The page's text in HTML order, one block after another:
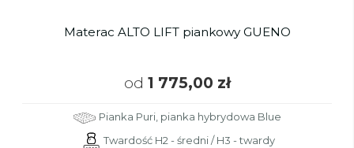
Materac ALTO LIFT piankowy GUENO
od 1 775,00 zł
Pianka Puri, pianka hybrydowa Blue
Twardość H2 - średni / H3 - twardy